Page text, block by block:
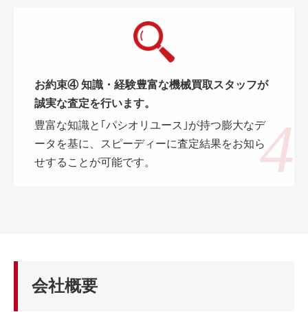
お約束④ 知識・経験豊富な機械買取スタッフが
誠実な査定を行います。
豊富な知識と｢パシオリユース｣が持つ膨大なデ
ータを基に、スピーディーに査定結果をお知ら
せすることが可能です。
会社概要